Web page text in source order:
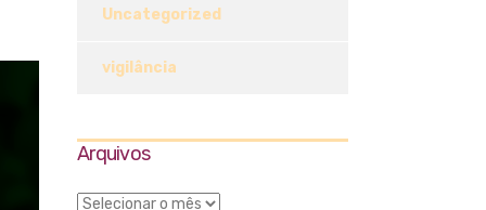
Uncategorized
vigilância
Arquivos